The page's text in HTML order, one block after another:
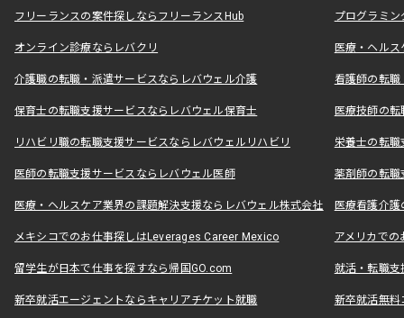
フリーランスの案件探しならフリーランスHub プログラミ
オンライン診療ならレバクリ 医療・ヘル
介護職の転職・派遣サービスならレバウェル介護 看護師の転
保育士の転職支援サービスならレバウェル保育士 医療技師の
リハビリ職の転職支援サービスならレバウェルリハビリ 栄養士の転
医師の転職支援サービスならレバウェル医師 薬剤師の転
医療・ヘルスケア業界の課題解決支援ならレバウェル株式会社 医療看護介
メキシコでのお仕事探しはLeverages Career Mexico アメリカで
留学生が日本で仕事を探すなら帰国GO.com 就活・転職
新卒就活エージェントならキャリアチケット就職 新卒就活無料